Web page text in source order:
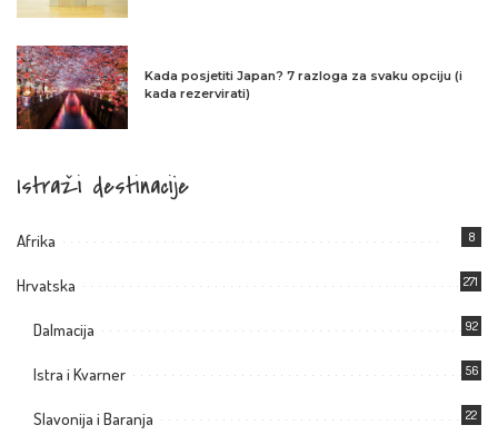
Kada posjetiti Japan? 7 razloga za svaku opciju (i
kada rezervirati)
Istraži destinacije
Afrika 8
Hrvatska 271
Dalmacija 92
Istra i Kvarner 56
Slavonija i Baranja 22